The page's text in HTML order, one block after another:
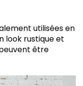
utilisées en
look rustique et
être